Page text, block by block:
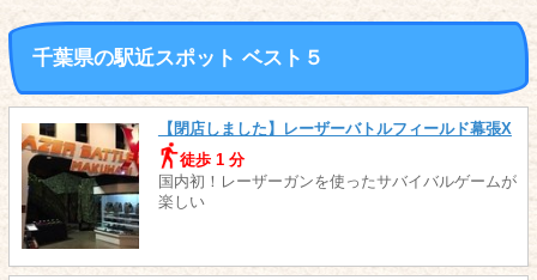
千葉県の駅近スポット ベスト５
【閉店しました】レーザーバトルフィールド幕張X
徒歩 1 分
国内初！レーザーガンを使ったサバイバルゲームが
楽しい